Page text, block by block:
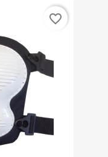
favorite_border